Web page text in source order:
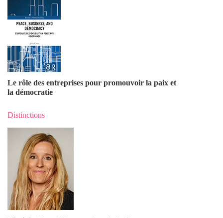
Le rôle des entreprises pour promouvoir la paix et
la démocratie
Distinctions